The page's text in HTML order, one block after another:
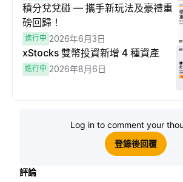
積分兌兌碰 — 攜手新玩法及豪禮重
磅回歸！
進行中 2026年6月3日
xStocks 雙幣投資新增 4 種資產
進行中 2026年8月6日
Log in to comment your
登錄後回覆
評論